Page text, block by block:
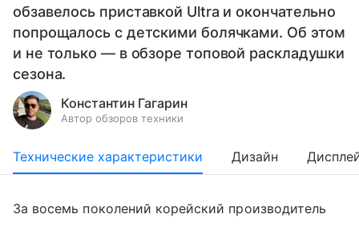
обзавелось приставкой Ultra и окончательно
попрощалось с детскими болячками. Об этом
и не только — в обзоре топовой раскладушки
сезона.
Константин Гагарин
Автор обзоров техники
Технические характеристики Дизайн
За восемь поколений корейский производитель